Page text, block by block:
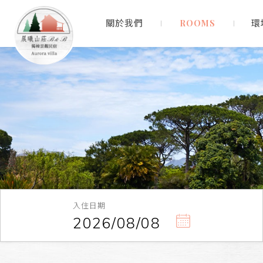
關於我們 精選住宿 環
入住日期
2026/08/08